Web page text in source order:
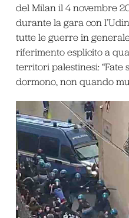
del Milan il 4 novembre
durante la gara con
tutte le guerre in
riferimento esplicito a
territori palestinesi:
dormono, non quando